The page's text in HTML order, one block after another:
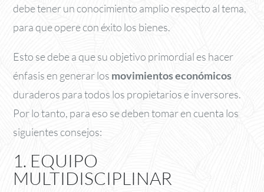
debe tener un conocimiento amplio respecto al tema,
para que opere con éxito los bienes.
Esto se debe a que su objetivo primordial es hacer
énfasis en generar los movimientos económicos
duraderos para todos los propietarios e inversores.
Por lo tanto, para eso se deben tomar en cuenta los
siguientes consejos:
1. EQUIPO
MULTIDISCIPLINAR